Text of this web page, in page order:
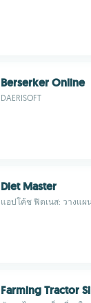
Berserker Online
DAERISOFT
Diet Master
แอปโค้ช ฟิตเนส: วางแผ
Farming Tractor